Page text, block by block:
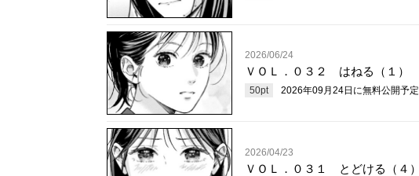
2026/06/24
ＶＯＬ．０３２ はねる（１）
50pt 2026年09月24日 に無料公開予定
2026/04/23
ＶＯＬ．０３１ とどける（４）